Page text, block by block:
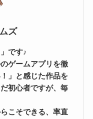
ズ
です♪
ゲームアプリを徹
」と感じた作品を
初心者ですが、毎
こそできる、率直